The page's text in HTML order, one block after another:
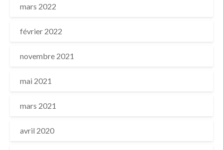
mars 2022
février 2022
novembre 2021
mai 2021
mars 2021
avril 2020